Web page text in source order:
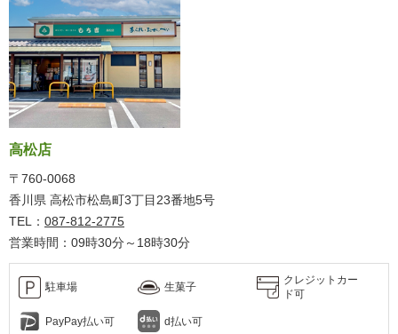
高松店
〒760-0068
香川県 高松市松島町3丁目23番地5号
TEL： 087-812-2775
営業時間：09時30分～18時30分
駐車場 生菓子
クレジットカー
ド可
PayPay払い可 d払い可